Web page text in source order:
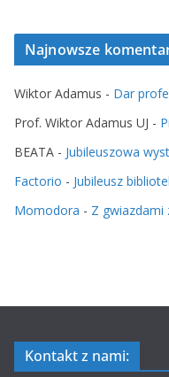
Najnowsze
Wiktor Adamus - Dar
Prof. Wiktor Adamus UJ -
BEATA - Jubileuszowa
Factorio - Jubileusz
Momodora - Z gwiazdami
Kontakt z nami: